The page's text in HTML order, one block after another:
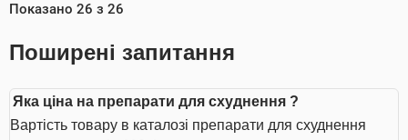
Показано 26 з 26
Поширені запитання
Яка ціна на препарати для схуднення ?
Вартість товару в каталозі препарати для схуднення